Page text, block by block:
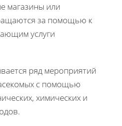
магазины или
за помощью к
услуги
ряд мероприятий
с помощью
химических и